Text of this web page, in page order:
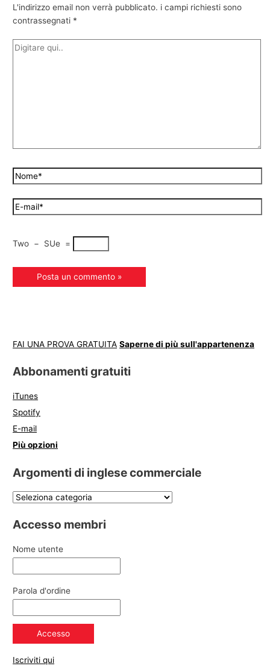
L'indirizzo email non verrà pubblicato. i campi richiesti sono
contrassegnati *
Two − SUe =
FAI UNA PROVA GRATUITA Saperne di più sull'appartenenza
Abbonamenti gratuiti
iTunes
Spotify
E-mail
Più opzioni
Argomenti di inglese commerciale
Accesso membri
Nome utente
Parola d'ordine
Iscriviti qui